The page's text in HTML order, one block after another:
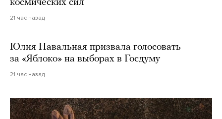
космических сил
21 час назад
Юлия Навальная призвала голосовать
за «Яблоко» на выборах в Госдуму
21 час назад